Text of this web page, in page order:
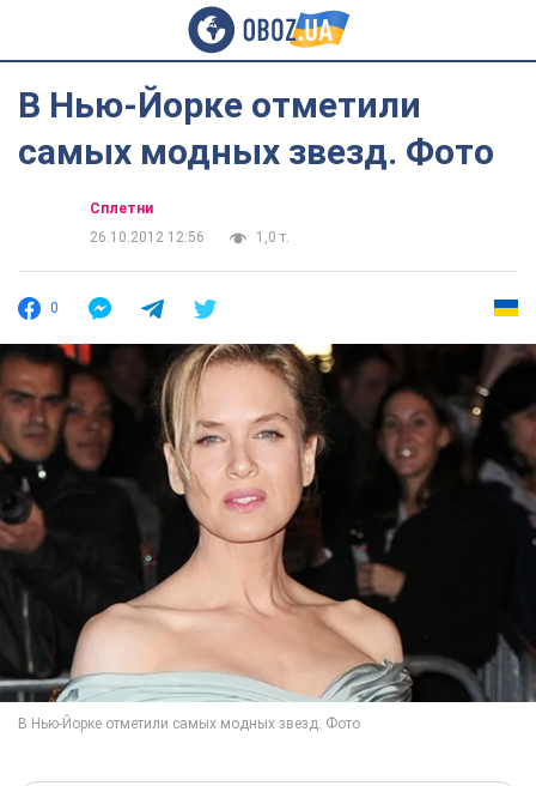
В Нью-Йорке отметили
самых модных звезд. Фото
Сплетни
26.10.2012 12:56
1,0 т.
0